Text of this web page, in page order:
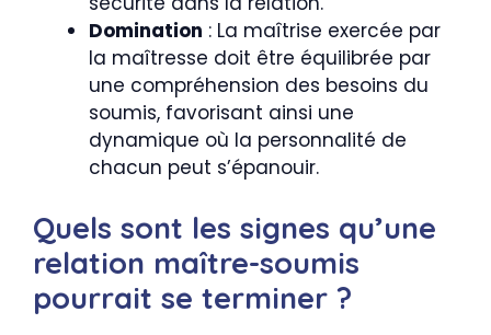
Domination : La maîtrise exercée par
la maîtresse doit être équilibrée par
une compréhension des besoins du
soumis, favorisant ainsi une
dynamique où la personnalité de
chacun peut s’épanouir.
Quels sont les signes qu’une
relation maître-soumis
pourrait se terminer ?